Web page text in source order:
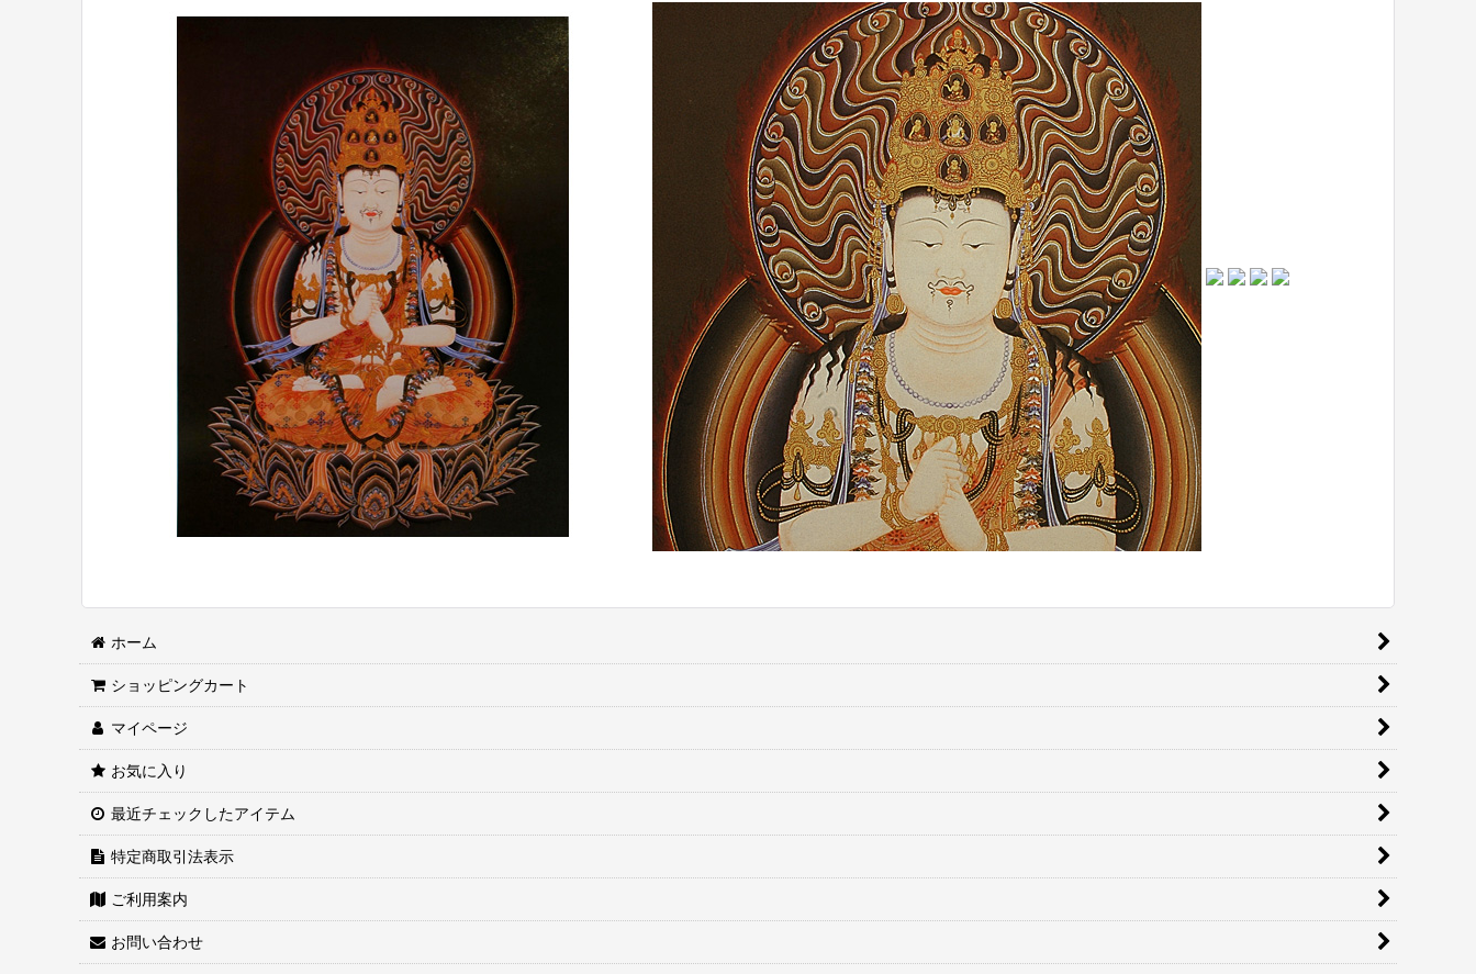
ホーム
ショッピングカート
マイページ
お気に入り
最近チェックしたアイテム
特定商取引法表示
ご利用案内
お問い合わせ